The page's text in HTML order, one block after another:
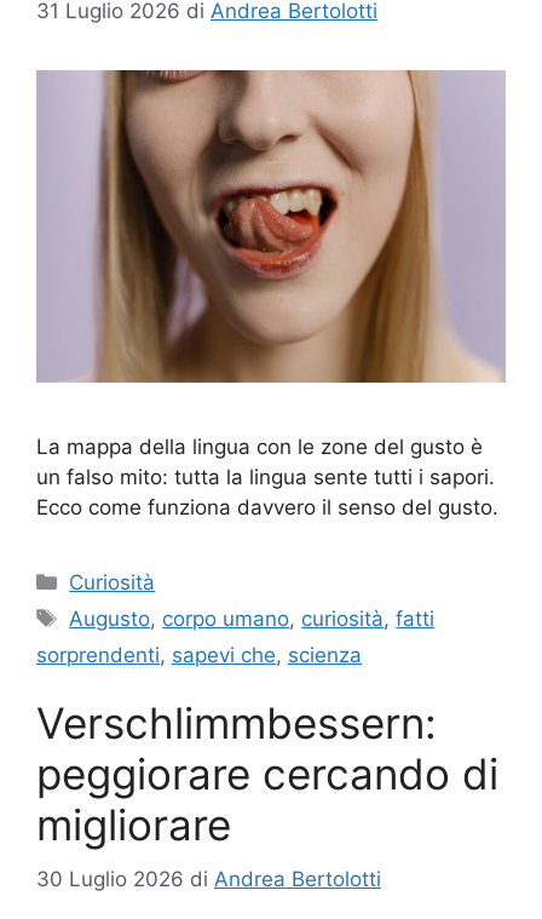
31 Luglio 2026 di Andrea Bertolotti
La mappa della lingua con le zone del gusto è
un falso mito: tutta la lingua sente tutti i sapori.
Ecco come funziona davvero il senso del gusto.
Categorie
Curiosità
Tag
Augusto, corpo umano, curiosità,fatti
sorprendenti, sapevi che, scienza
Verschlimmbessern:
peggiorare cercando di
migliorare
30 Luglio 2026 di Andrea Bertolotti